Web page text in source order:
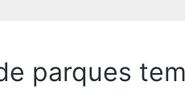
parques